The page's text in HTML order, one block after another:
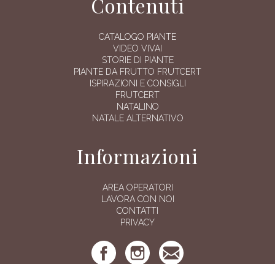
CATALOGO PIANTE
VIDEO VIVAI
STORIE DI PIANTE
PIANTE DA FRUTTO FRUTCERT
ISPIRAZIONI E CONSIGLI
FRUTCERT
NATALINO
NATALE ALTERNATIVO
Informazioni
AREA OPERATORI
LAVORA CON NOI
CONTATTI
PRIVACY